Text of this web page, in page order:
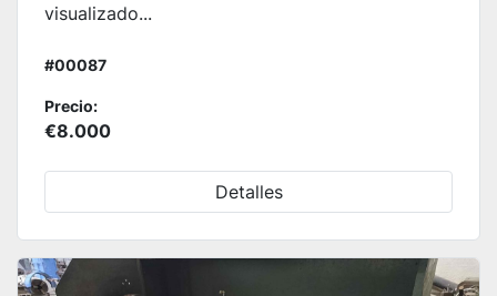
visualizado...
#00087
Precio:
€8.000
Detalles